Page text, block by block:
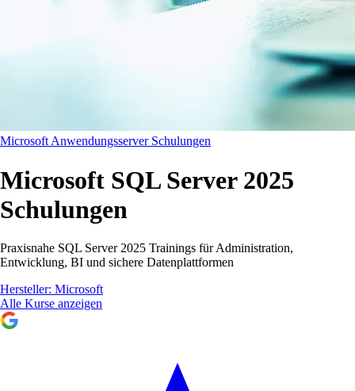
Microsoft Anwendungsserver Schulungen
Microsoft SQL Server 2025
Schulungen
Praxisnahe SQL Server 2025 Trainings für Administration,
Entwicklung, BI und sichere Datenplattformen
Hersteller: Microsoft
Alle Kurse anzeigen